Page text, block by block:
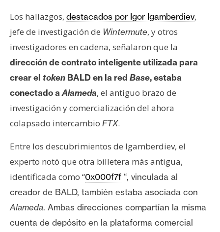
Los hallazgos, destacados por Igor Igamberdiev,
jefe de investigación de Wintermute, y otros
investigadores en cadena, señalaron que la
dirección de contrato inteligente utilizada para
crear el token BALD en la red Base, estaba
conectado aAlameda, el antiguo brazo de
investigación y comercialización del ahora
colapsado intercambio FTX.
Entre los descubrimientos de Igamberdiev, el
experto notó que otra billetera más antigua,
identificada como “0x000f7f “, vinculada al
creador de BALD, también estaba asociada con
Alameda. Ambas direcciones compartían la misma
cuenta de depósito en la plataforma comercial